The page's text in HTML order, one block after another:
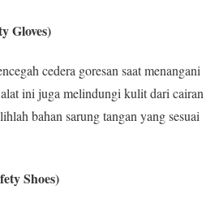
Gloves)
cedera goresan saat menangani
ini juga melindungi kulit dari cairan
bahan sarung tangan yang sesuai
Shoes)